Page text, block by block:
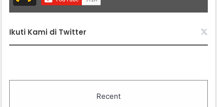
Ikuti Kami di Twitter
Recent